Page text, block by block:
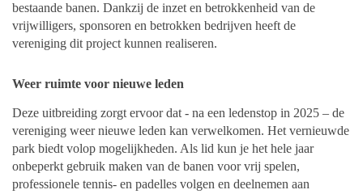
bestaande banen. Dankzij de inzet en betrokkenheid van de
vrijwilligers, sponsoren en betrokken bedrijven heeft de
vereniging dit project kunnen realiseren.
Weer ruimte voor nieuwe leden
Deze uitbreiding zorgt ervoor dat - na een ledenstop in 2025 – de
vereniging weer nieuwe leden kan verwelkomen. Het vernieuwde
park biedt volop mogelijkheden. Als lid kun je het hele jaar
onbeperkt gebruik maken van de banen voor vrij spelen,
professionele tennis- en padelles volgen en deelnemen aan